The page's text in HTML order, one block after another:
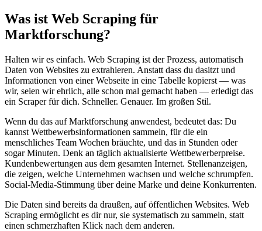
Was ist Web Scraping für
Marktforschung?
Halten wir es einfach. Web Scraping ist der Prozess, automatisch
Daten von Websites zu extrahieren. Anstatt dass du dasitzt und
Informationen von einer Webseite in eine Tabelle kopierst — was
wir, seien wir ehrlich, alle schon mal gemacht haben — erledigt das
ein Scraper für dich. Schneller. Genauer. Im großen Stil.
Wenn du das auf Marktforschung anwendest, bedeutet das: Du
kannst Wettbewerbsinformationen sammeln, für die ein
menschliches Team Wochen bräuchte, und das in Stunden oder
sogar Minuten. Denk an täglich aktualisierte Wettbewerberpreise.
Kundenbewertungen aus dem gesamten Internet. Stellenanzeigen,
die zeigen, welche Unternehmen wachsen und welche schrumpfen.
Social-Media-Stimmung über deine Marke und deine Konkurrenten.
Die Daten sind bereits da draußen, auf öffentlichen Websites. Web
Scraping ermöglicht es dir nur, sie systematisch zu sammeln, statt
einen schmerzhaften Klick nach dem anderen.